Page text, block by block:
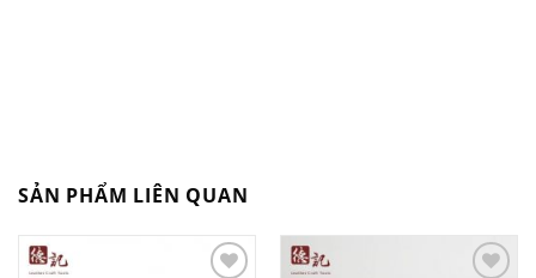
SẢN PHẨM LIÊN QUAN